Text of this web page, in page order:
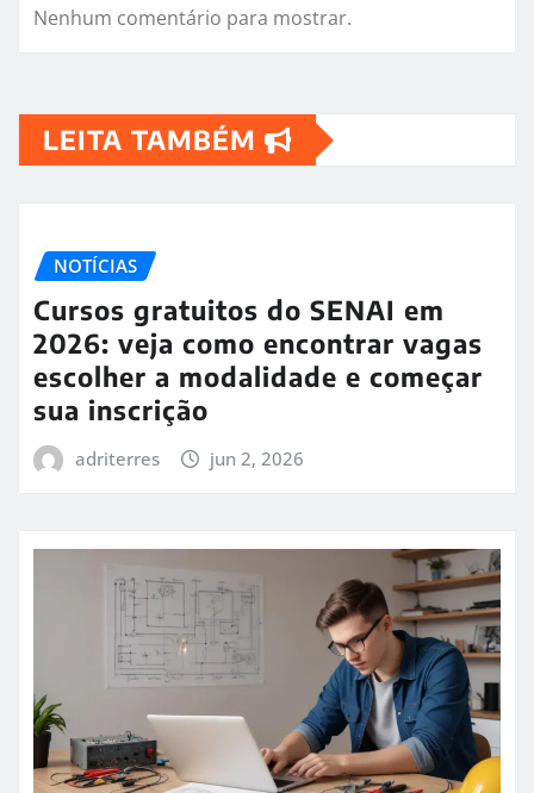
Nenhum comentário para mostrar.
LEITA TAMBÉM
NOTÍCIAS
Cursos gratuitos do SENAI em
2026: veja como encontrar vagas
escolher a modalidade e começar
sua inscrição
adriterres jun 2, 2026